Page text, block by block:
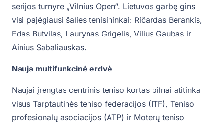
serijos turnyre „Vilnius Open“. Lietuvos garbę gins
visi pajėgiausi šalies tenisininkai: Ričardas Berankis,
Edas Butvilas, Laurynas Grigelis, Vilius Gaubas ir
Ainius Sabaliauskas.
Nauja multifunkcinė erdvė
Naujai įrengtas centrinis teniso kortas pilnai atitinka
visus Tarptautinės teniso federacijos (ITF), Teniso
profesionalų asociacijos (ATP) ir Moterų teniso